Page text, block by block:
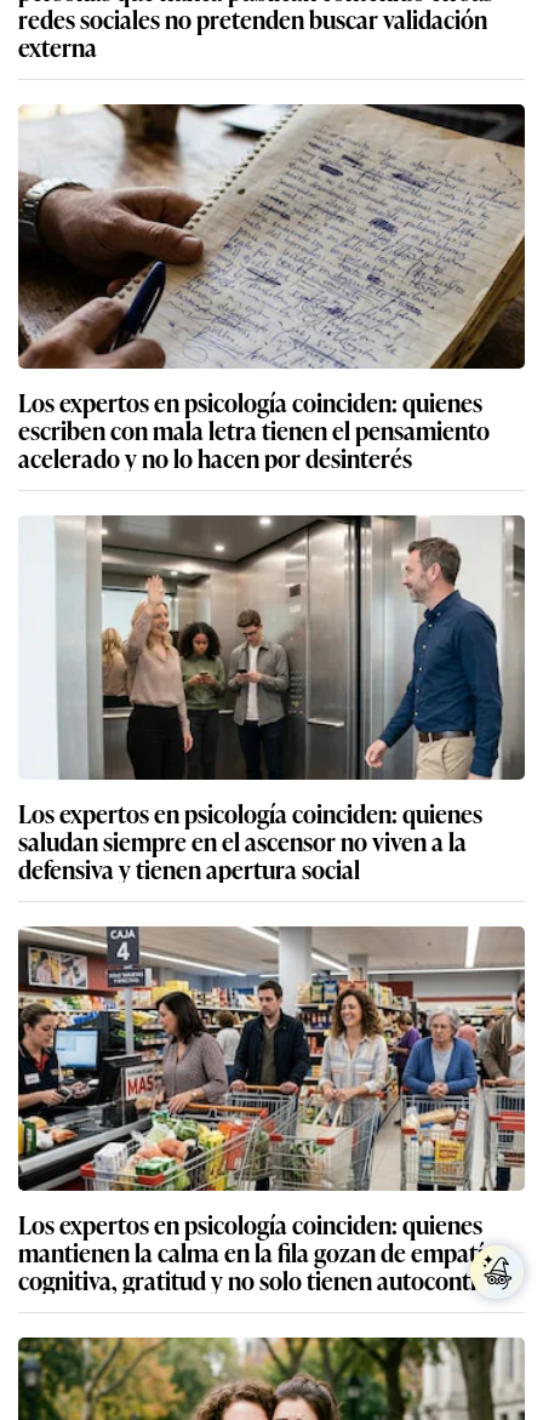
redes sociales no pretenden buscar validación
externa
Los expertos en psicología coinciden: quienes
escriben con mala letra tienen el pensamiento
acelerado y no lo hacen por desinterés
Los expertos en psicología coinciden: quienes
saludan siempre en el ascensor no viven a la
defensiva y tienen apertura social
Los expertos en psicología coinciden: quienes
mantienen la calma en la fila gozan de empatía
cognitiva, gratitud y no solo tienen autocontrol